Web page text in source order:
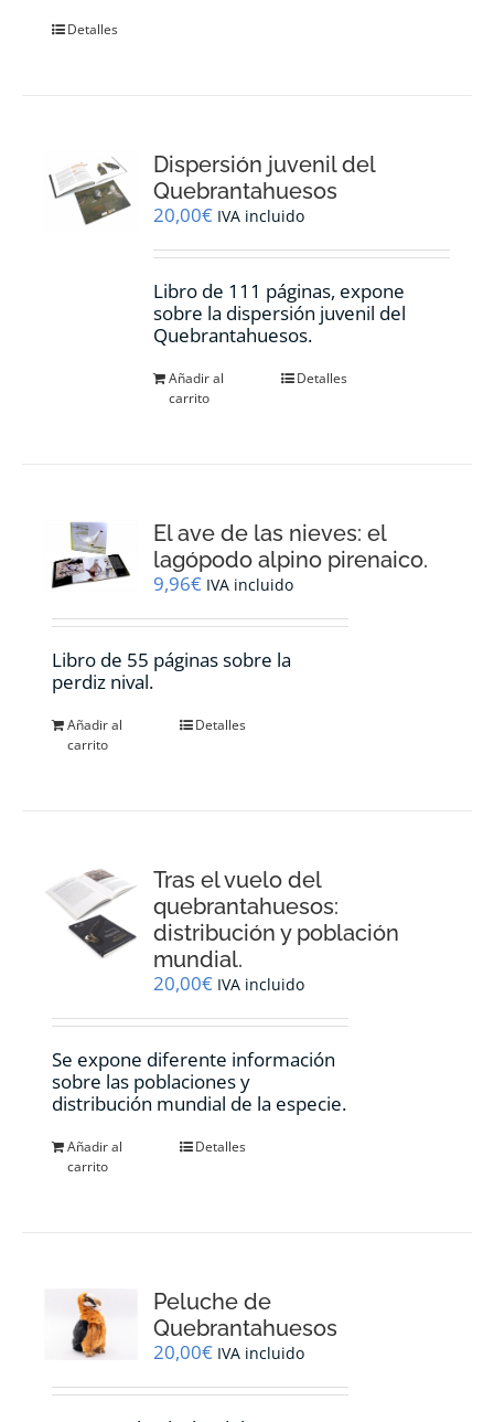
Detalles
Dispersión juvenil del
Quebrantahuesos
20,00€ IVA incluido
Libro de 111 páginas, expone
sobre la dispersión juvenil del
Quebrantahuesos.
Añadir al
carrito
Detalles
El ave de las nieves: el
lagópodo alpino pirenaico.
9,96€ IVA incluido
Libro de 55 páginas sobre la
perdiz nival.
Añadir al
carrito
Detalles
Tras el vuelo del
quebrantahuesos:
distribución y población
mundial.
20,00€ IVA incluido
Se expone diferente información
sobre las poblaciones y
distribución mundial de la especie.
Añadir al
carrito
Detalles
Peluche de
Quebrantahuesos
20,00€ IVA incluido